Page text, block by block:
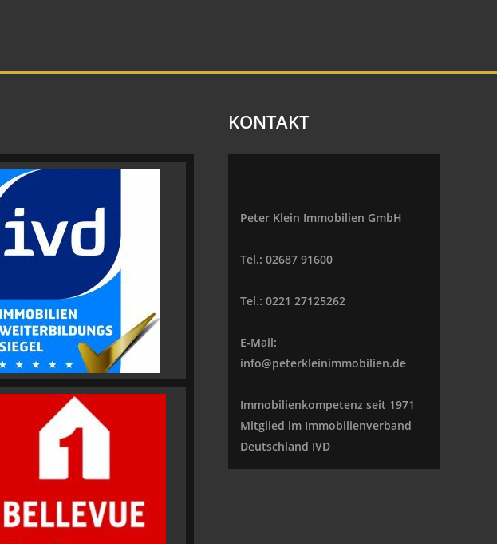
KONTAKT
Peter Klein Immobilien GmbH
Tel.: 02687 91600
Tel.: 0221 27125262
E-Mail:
info@peterkleinimmobilien.de
Immobilienkompetenz seit 1971
Mitglied im Immobilienverband
Deutschland IVD